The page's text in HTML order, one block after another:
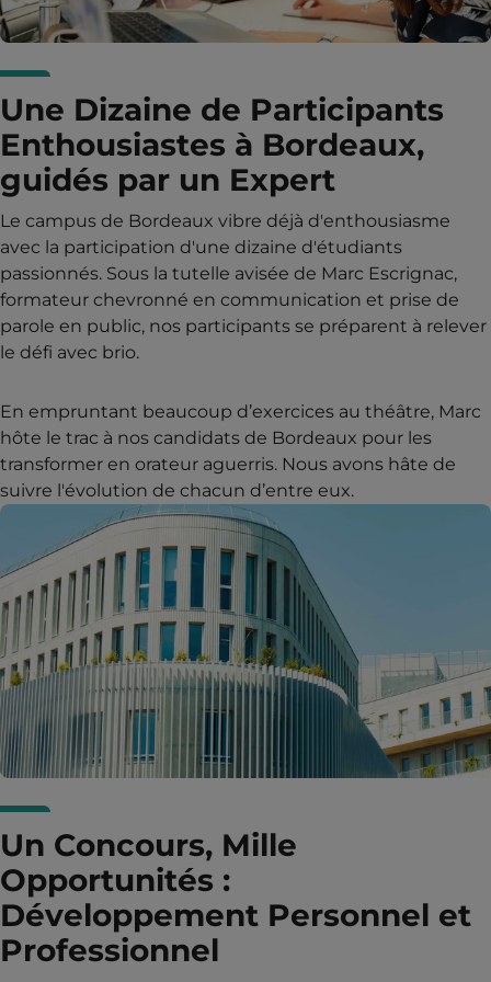
Une Dizaine de Participants
Enthousiastes à Bordeaux,
guidés par un Expert
Le campus de Bordeaux vibre déjà d'enthousiasme
avec la participation d'une dizaine d'étudiants
passionnés. Sous la tutelle avisée de Marc Escrignac,
formateur chevronné en communication et prise de
parole en public, nos participants se préparent à relever
le défi avec brio.
En empruntant beaucoup d’exercices au théâtre, Marc
hôte le trac à nos candidats de Bordeaux pour les
transformer en orateur aguerris. Nous avons hâte de
suivre l'évolution de chacun d’entre eux.
Un Concours, Mille
Opportunités :
Développement Personnel et
Professionnel